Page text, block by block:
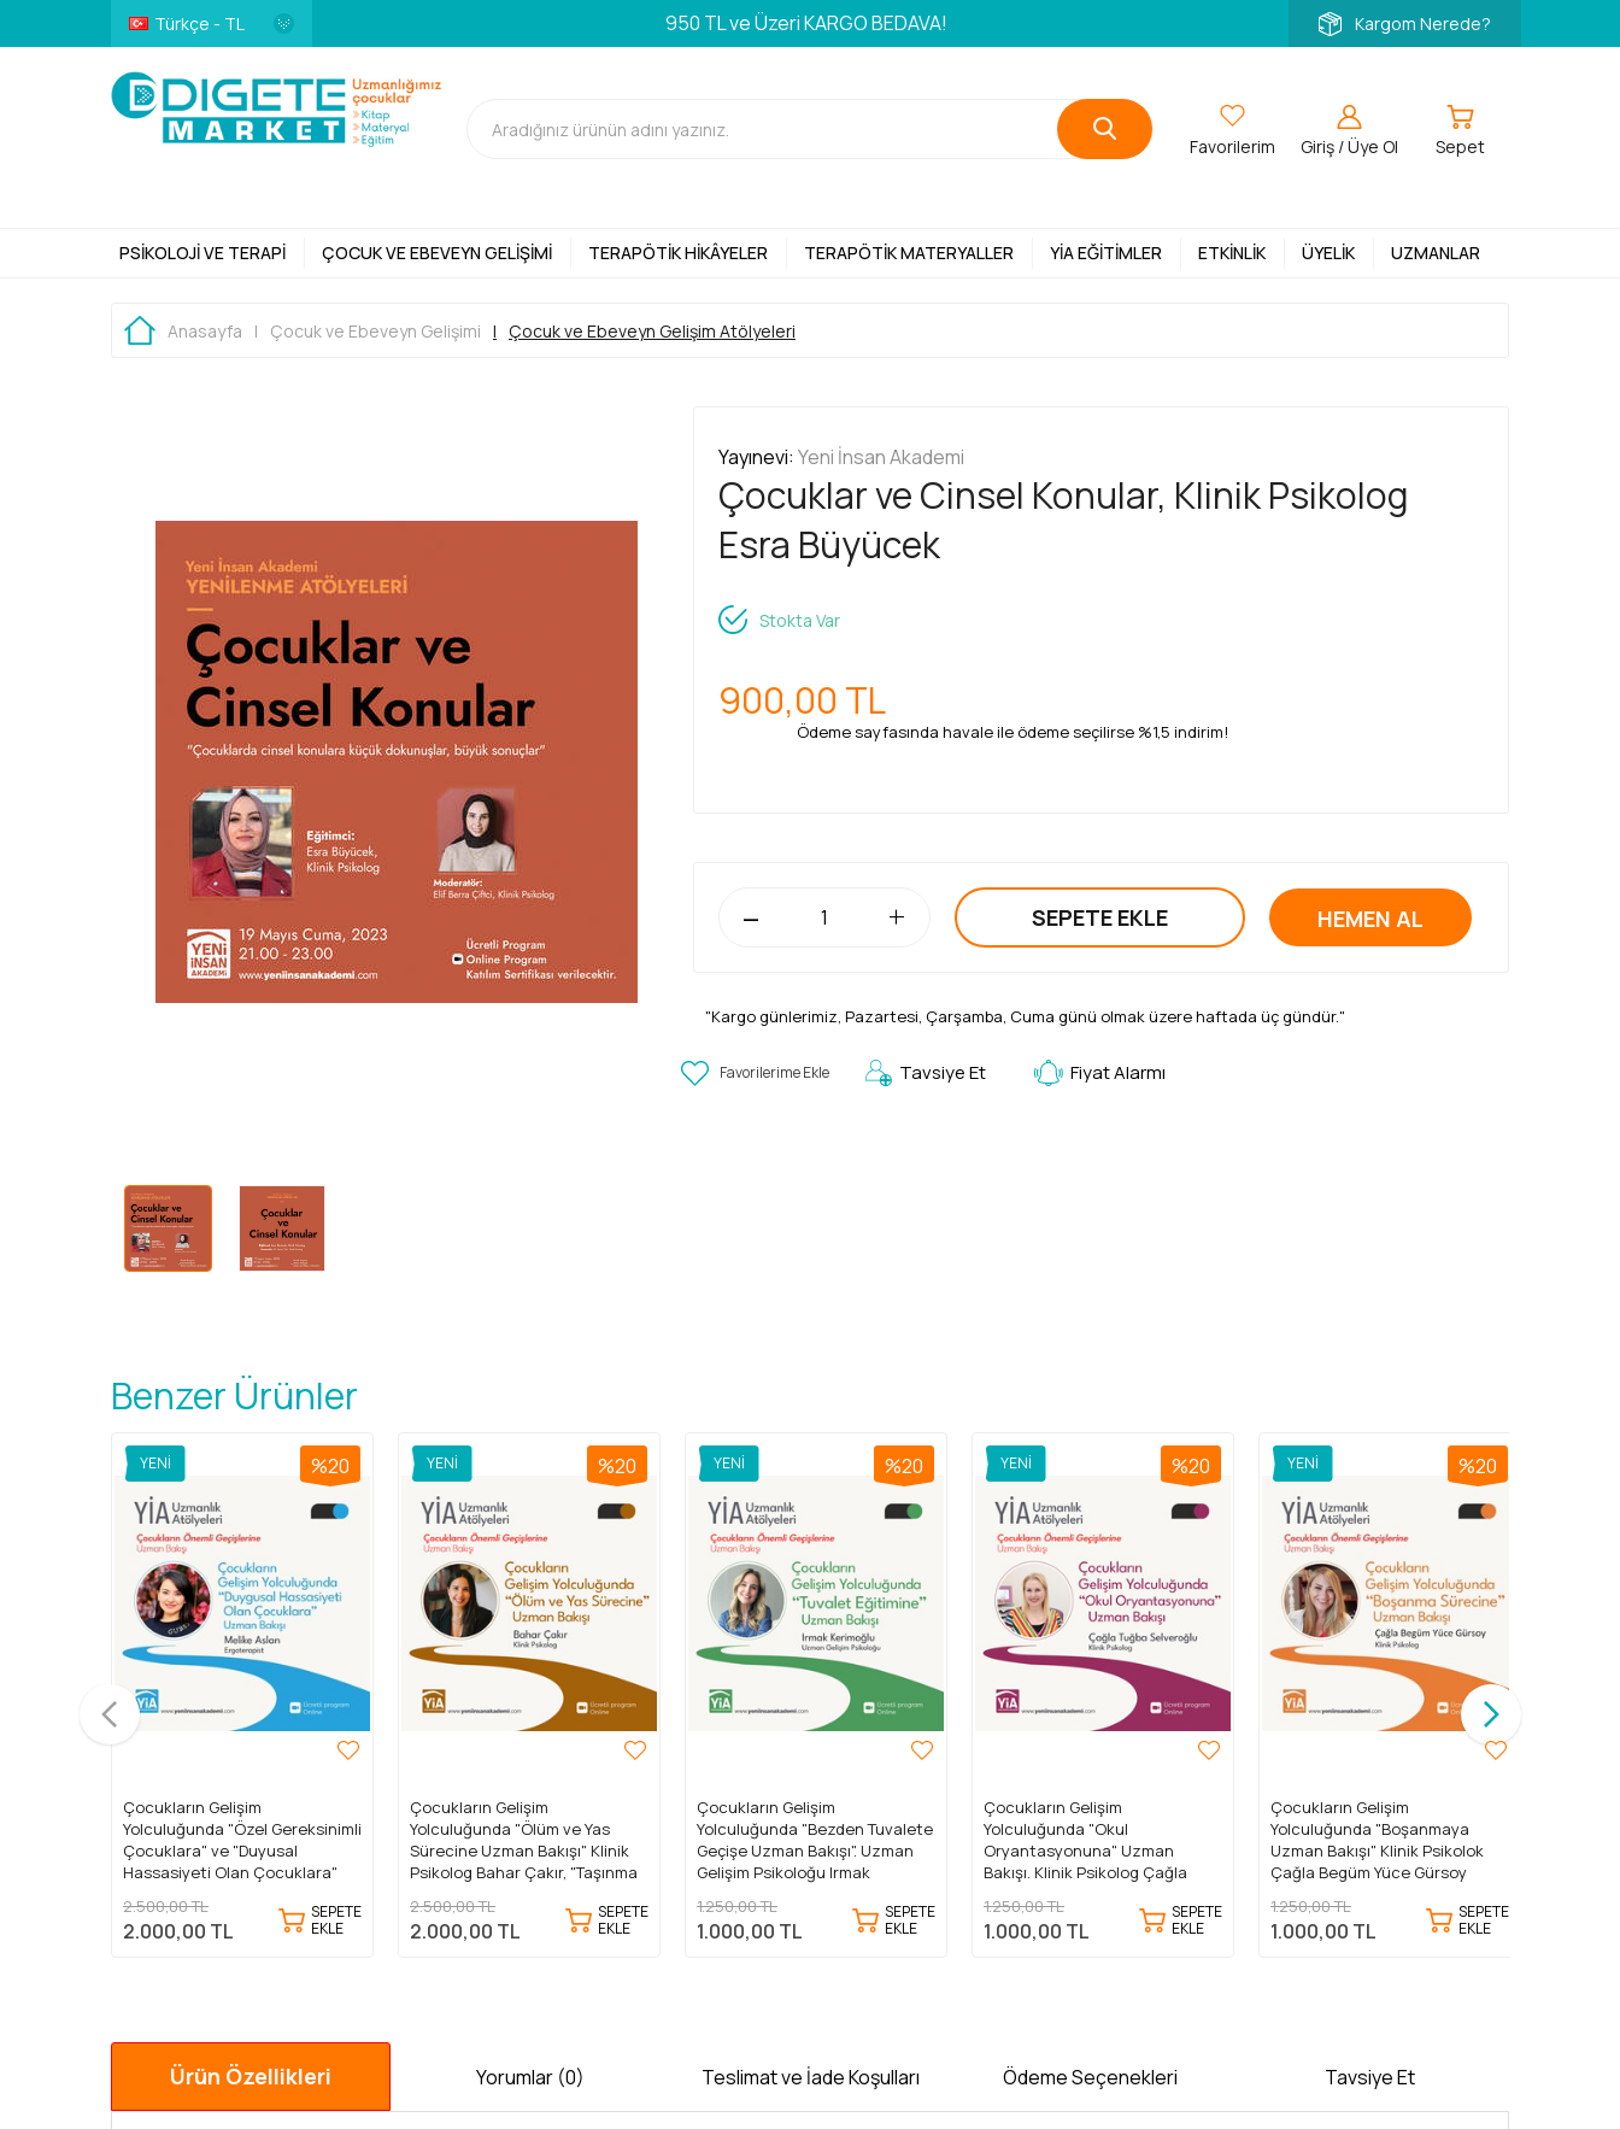
Türkçe - TL 950 TL ve Üzeri KARGO BEDAVA! Kargom Nerede?
Favorilerim Giriş / Üye Ol Sepet
PSIKOLOJI VE TERAPI ÇOCUK VE EBEVEYN GELIŞIMI TERAPÖTIK HIKÂYELER TERAPÖTIK MATERYALLER YİA EĞITIMLER ETKINLIK ÜYELIK UZMANLAR
Anasayfa | Çocuk ve Ebeveyn Gelişimi | Çocuk ve Ebeveyn Gelişim Atölyeleri
Yayınevi: Yeni İnsan Akademi
Çocuklar ve Cinsel Konular, Klinik Psikolog
Esra Büyücek
Stokta Var
900,00 TL
Ödeme sayfasında havale ile ödeme seçilirse %1,5 indirim!
- + SEPETE EKLE HEMEN AL
"Kargo günlerimiz, Pazartesi, Çarşamba, Cuma günü olmak üzere haftada üç gündür."
Favorilerime Ekle Tavsiye Et Fiyat Alarmı
Benzer Ürünler
YENI %20
Çocukların Gelişim
Yolculuğunda "Ölüm ve Yas
Sürecine Uzman Bakışı" Klinik
Psikolog Bahar Çakır, "Taşınma
Psikolog Çağla Tuğba
Selveroğlu
2.500,00 TL
2.000,00 TL
SEPETE
EKLE
YENI %20
Çocukların Gelişim
Yolculuğunda "Bezden Tuvalete
Geçişe Uzman Bakışı". Uzman
Gelişim Psikoloğu Irmak
1.250,00 TL
1.000,00 TL
SEPETE
EKLE
YENI %20
Çocukların Gelişim
Yolculuğunda "Okul
Oryantasyonuna" Uzman
Bakışı. Klinik Psikolog Çağla
1.250,00 TL
1.000,00 TL
SEPETE
EKLE
YENI %20
Çocukların Gelişim
Yolculuğunda "Boşanmaya
Uzman Bakışı" Klinik Psikolok
Çağla Begüm Yüce Gürsoy
1.250,00 TL
1.000,00 TL
SEPETE
EKLE
YENI %20
Çocukların Gelişim
Yolculuğunda "Memeden
Ayrılmaya Uzman Bakışı". Klinik
Psikolog Merve Onurbilen
1.250,00 TL
1.000,00 TL
SEPETE
EKLE
Ürün Özellikleri Yorumlar (0) Teslimat ve İade Koşulları Ödeme Seçenekleri Tavsiye Et